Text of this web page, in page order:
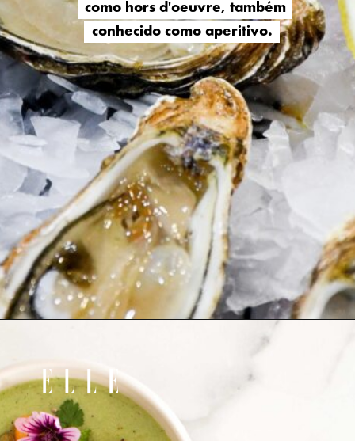
como hors d'oeuvre, também
conhecido como aperitivo.
como hors d'oeuvre, também
conhecido como aperitivo.